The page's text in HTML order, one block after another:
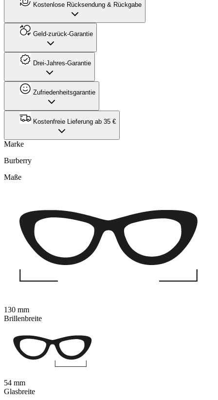
Kostenlose Rücksendung & Rückgabe
Geld-zurück-Garantie
Drei-Jahres-Garantie
Zufriedenheitsgarantie
Kostenfreie Lieferung ab 35 €
Marke
Burberry
Maße
130 mm
Brillenbreite
54 mm
Glasbreite